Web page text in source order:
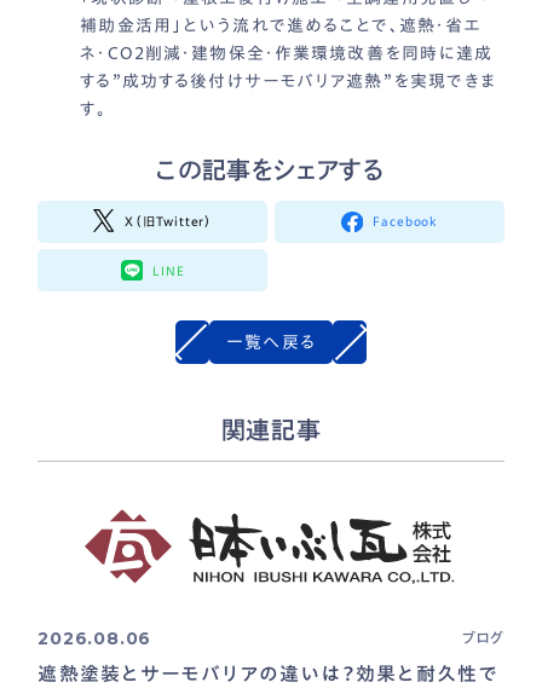
補助金活用」という流れで進めることで、遮熱・省エ
ネ・CO2削減・建物保全・作業環境改善を同時に達成
する”成功する後付けサーモバリア遮熱”を実現できま
す。
この記事をシェアする
X（旧Twitter） Facebook
LINE
一覧へ戻る
関連記事
2026.08.06 ブログ
遮熱塗装とサーモバリアの違いは？効果と耐久性で